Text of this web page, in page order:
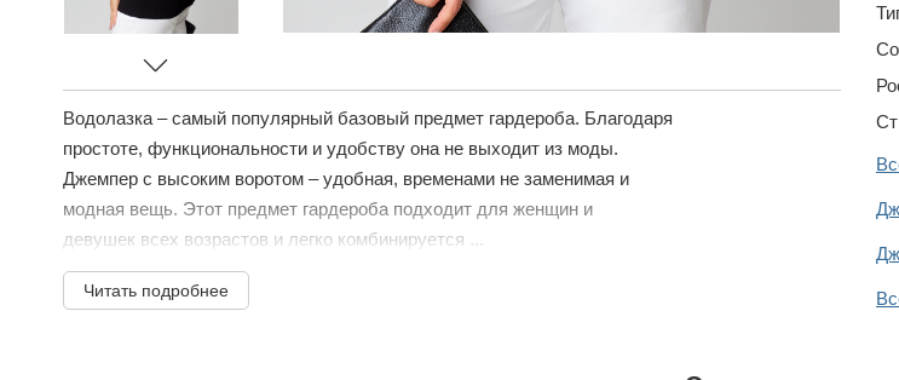
Водолазка – самый популярный базовый предмет гардероба. Благодаря
простоте, функциональности и удобству она не выходит из моды.
Джемпер с высоким воротом – удобная, временами не заменимая и
модная вещь. Этот предмет гардероба подходит для женщин и
девушек всех возрастов и легко комбинируется ...
Читать подробнее